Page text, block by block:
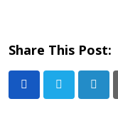
Share This Post: